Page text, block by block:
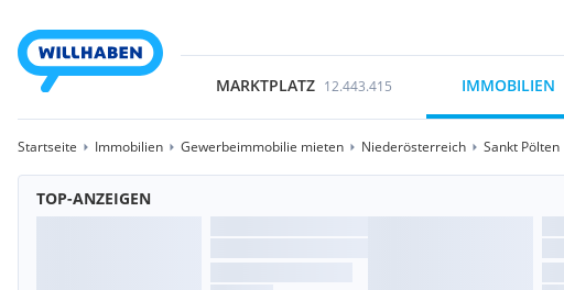
MARKTPLATZ 12.443.415 IMMOBILIEN
Startseite Immobilien Gewerbeimmobilie mieten Niederösterreich Sankt Pölten
TOP-ANZEIGEN